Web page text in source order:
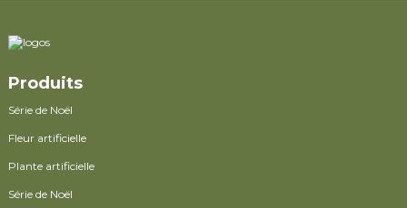
Produits
Série de Noël
Fleur artificielle
Plante artificielle
Série de Noël